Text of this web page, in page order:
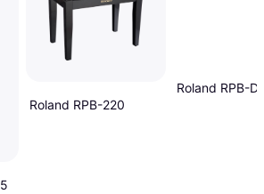
Roland RPB-220
Roland RPB-